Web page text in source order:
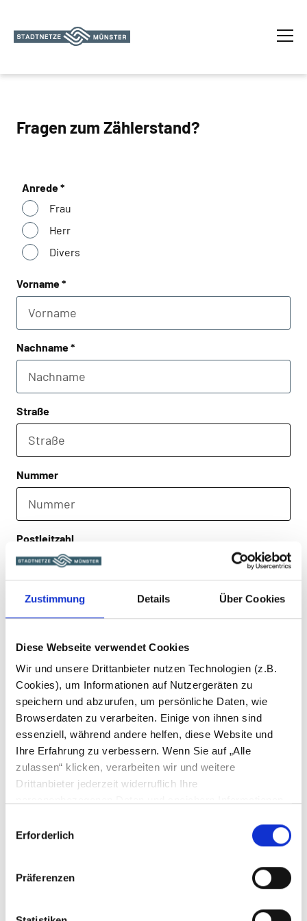
Zustimmung Details Über Cookies
Diese Webseite verwendet Cookies
Wir und unsere Drittanbieter nutzen Technologien (z.B.
Cookies), um Informationen auf Nutzergeräten zu
speichern und abzurufen, um persönliche Daten, wie
Browserdaten zu verarbeiten. Einige von ihnen sind
essenziell, während andere helfen, diese Website und
Ihre Erfahrung zu verbessern. Wenn Sie auf „Alle
zulassen“ klicken, verarbeiten wir und weitere
Drittanbieter jederzeit widerruflich Ihre
Ihrem Endgerät, bzw. greifen auf diese zu. Die
Verarbeitung Ihrer personenbezogenen Daten erfolgt zur
Analyse, Personalisierung und zur Ausspielung von
interessengerechter Werbung. Ihre Einwilligung umfasst
Ihrer personenbezogenen Daten in Drittländer, bspw. in
Erforderlich
Präferenzen
Fragen zum Zählerstand?
Anrede *
Frau
Herr
Divers
Vorname *
Nachname *
Straße
Nummer
Postleitzahl
Ort
Telefonnummer
E-Mail Adresse *